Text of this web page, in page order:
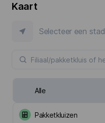
Kaart
Selecteer een stad
Alle
Pakketkluizen